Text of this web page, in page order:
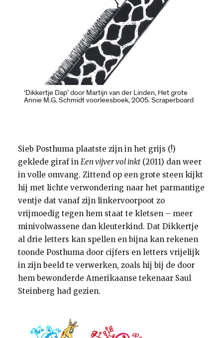
‘Dikkertje Dap’ door Martijn van der Linden, Het grote
Annie M.G. Schmidt voorleesboek, 2005. Scraperboard
Sieb Posthuma plaatste zijn in het grijs (!)
geklede giraf in Een vijver vol inkt(2011) dan weer
in volle omvang. Zittend op een grote steen kijkt
hij met lichte verwondering naar het parmantige
ventje dat vanaf zijn linkervoorpoot zo
vrijmoedig tegen hem staat te kletsen – meer
minivolwassene dan kleuterkind. Dat Dikkertje
al drie letters kan spellen en bijna kan rekenen
toonde Posthuma door cijfers en letters vrijelijk
in zijn beeld te verwerken, zoals hij bij de door
hem bewonderde Amerikaanse tekenaar Saul
Steinberg had gezien.